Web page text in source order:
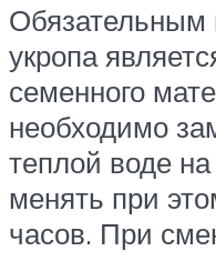
Обязательным
укропа
семенного
необходимо
теплой воде
менять при
часов. При